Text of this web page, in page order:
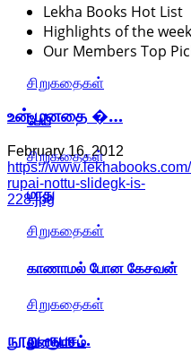
உன் மனதை �…
February 16, 2012
https://
rupai-nottu-slidegk-is-
228.jpg
நூறு ரூபா…
Lekha Books Hot List
Highlights of the week
Our Members Top
சிறுகதைகள்
பேய்
சிறுகதைகள்
மாது
சிறுகதைகள்
காணாமல் போன கேசவன்
சிறுகதைகள்
வனவாசம்